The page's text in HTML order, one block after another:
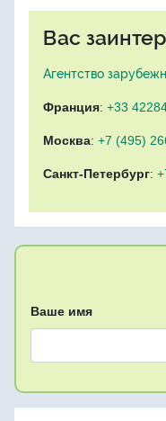
Вас
Агентство
Франция: +33
Москва: +7 (495)
Санкт-Петербург:
Ваше имя